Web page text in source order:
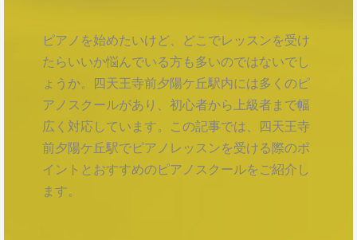
ピアノを始めたいけど、どこでレッスンを受け
たらいいか悩んでいる方も多いのではないでし
ょうか。四天王寺前夕陽ケ丘駅内には多くのピ
アノスクールがあり、初心者から上級者まで幅
広く対応しています。この記事では、四天王寺
前夕陽ケ丘駅でピアノレッスンを受ける際のポ
イントとおすすめのピアノスクールをご紹介し
ます。